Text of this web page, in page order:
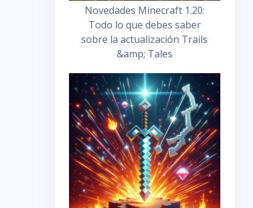
Novedades Minecraft 1.20:
Todo lo que debes saber
sobre la actualización Trails
&amp; Tales